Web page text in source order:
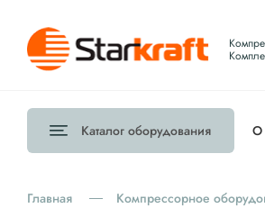
Каталог оборудования О
Главная Компрессорное